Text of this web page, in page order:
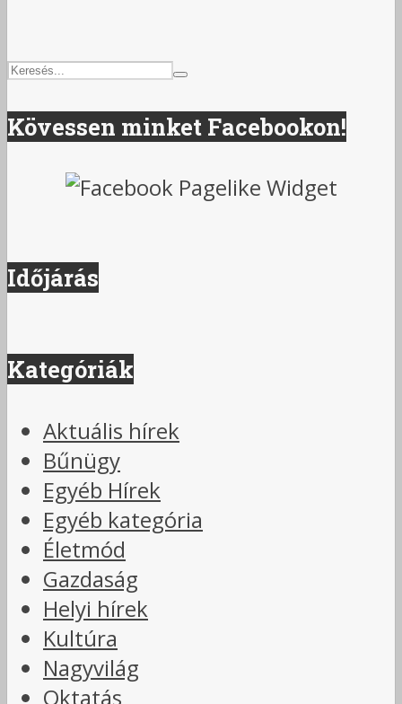
Kövessen minket Facebookon!
Időjárás
Kategóriák
Aktuális hírek
Bűnügy
Egyéb Hírek
Egyéb kategória
Életmód
Gazdaság
Helyi hírek
Kultúra
Nagyvilág
Oktatás